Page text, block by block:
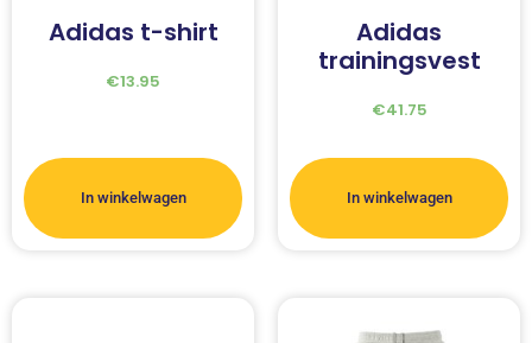
Adidas t-shirt
€13.95
In winkelwagen
Adidas
trainingsvest
€41.75
In winkelwagen